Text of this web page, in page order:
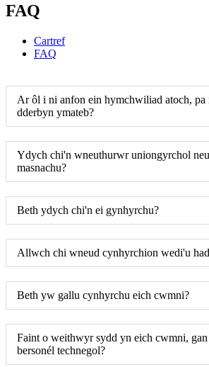
FAQ
Cartref
FAQ
Ar ôl i ni anfon ein hymchwiliad atoch,
dderbyn ymateb?
Ydych chi'n wneuthurwr uniongyrchol
masnachu?
Beth ydych chi'n ei gynhyrchu?
Allwch chi wneud cynhyrchion wedi'u
Beth yw gallu cynhyrchu eich cwmni?
Faint o weithwyr sydd yn eich cwmni,
bersonél technegol?